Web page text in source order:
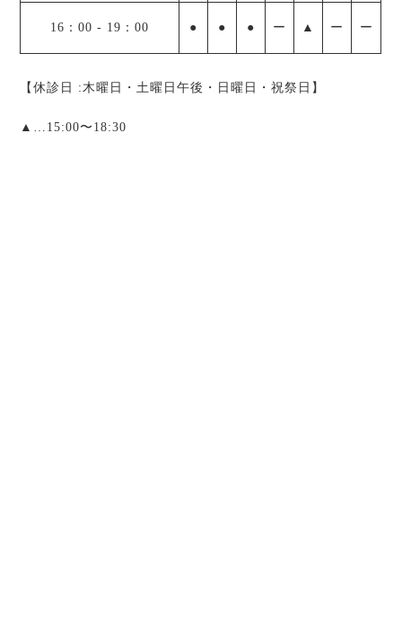
16：00 - 19：00 ● ● ● ー ▲ ー ー
【休診日 :木曜日・土曜日午後・日曜日・祝祭日】
▲ …15:00〜18:30